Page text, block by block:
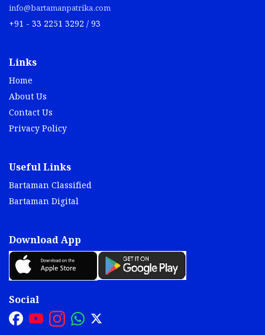
info@bartamanpatrika.com
+91 - 33 2251 3292 / 93
Links
Home
About Us
Contact Us
Privacy Policy
Useful Links
Bartaman Classified
Bartaman Digital
Download App
Social